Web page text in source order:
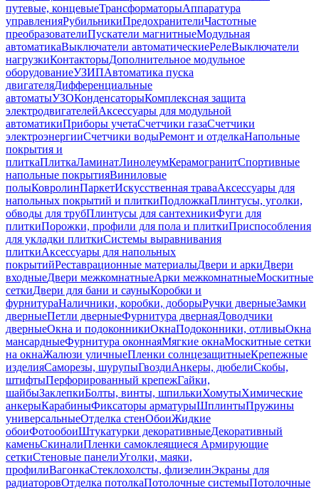
путевые, концевыеТрансформаторыАппаратура
управленияРубильникиПредохранителиЧастотные
преобразователиПускатели магнитныеМодульная
автоматикаВыключатели автоматическиеРелеВыключатели
нагрузкиКонтакторыДополнительное модульное
оборудованиеУЗИПАвтоматика пуска
двигателяДифференциальные
автоматыУЗОКонденсаторыКомплексная защита
электродвигателейАксессуары для модульной
автоматикиПриборы учетаСчетчики газаСчетчики
электроэнергииСчетчики водыРемонт и отделкаНапольные
покрытия и
плиткаПлиткаЛаминатЛинолеумКерамогранитСпортивные
напольные покрытияВиниловые
полыКовролинПаркетИскусственная траваАксессуары для
напольных покрытий и плиткиПодложкаПлинтусы, уголки,
обводы для трубПлинтусы для сантехникиФуги для
плиткиПорожки, профили для пола и плиткиПриспособления
для укладки плиткиСистемы выравнивания
плиткиАксессуары для напольных
покрытийРеставрационные материалыДвери и аркиДвери
входныеДвери межкомнатныеАрки межкомнатныеМоскитные
сеткиДвери для бани и сауныКоробки и
фурнитураНаличники, коробки, доборыРучки дверныеЗамки
дверныеПетли дверныеФурнитура двернаяДоводчики
дверныеОкна и подоконникиОкнаПодоконники, отливыОкна
мансардныеФурнитура оконнаяМягкие окнаМоскитные сетки
на окнаЖалюзи уличныеПленки солнцезащитныеКрепежные
изделияСаморезы, шурупыГвоздиАнкеры, дюбелиСкобы,
штифтыПерфорированный крепежГайки,
шайбыЗаклепкиБолты, винты, шпилькиХомутыХимические
анкерыКарабиныФиксаторы арматурыШплинтыПружины
универсальныеОтделка стенОбоиЖидкие
обоиФотообоиШтукатурки декоративныеДекоративный
каменьСкиналиПленки самоклеящиеся Армирующие
сеткиСтеновые панелиУголки, маяки,
профилиВагонкаСтеклохолсты, флизелинЭкраны для
радиаторовОтделка потолкаПотолочные системыПотолочные